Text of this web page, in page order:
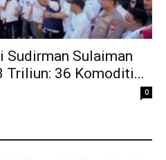
Sudirman Sulaiman
Triliun: 36 Komoditi...
0